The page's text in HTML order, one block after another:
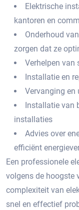
Elektrische
kantoren en
Onderhoud
zorgen dat ze
Verhelpen van
Installatie en
Vervanging en
Installatie van
installaties
Advies over
efficiënt
Een professionele
volgens de hoogste
complexiteit van
snel en effectief